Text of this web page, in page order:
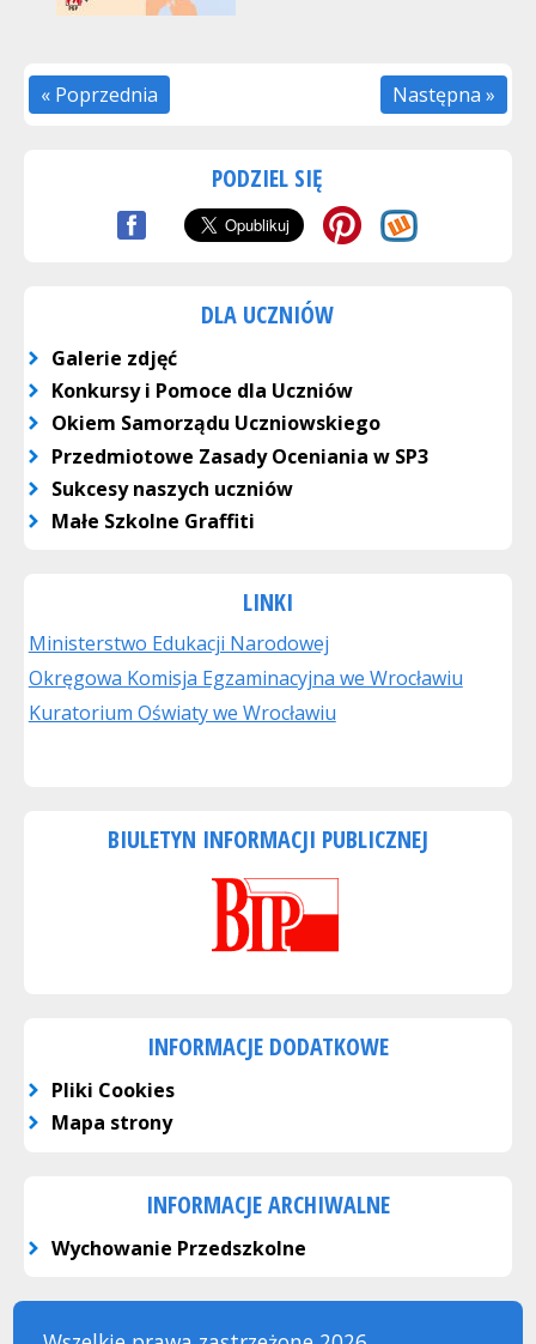
« Poprzednia Następna »
PODZIEL SIĘ
DLA UCZNIÓW
Galerie zdjęć
Konkursy i Pomoce dla Uczniów
Okiem Samorządu Uczniowskiego
Przedmiotowe Zasady Oceniania w SP3
Sukcesy naszych uczniów
Małe Szkolne Graffiti
LINKI
Ministerstwo Edukacji Narodowej
Okręgowa Komisja Egzaminacyjna we Wrocławiu
Kuratorium Oświaty we Wrocławiu
BIULETYN INFORMACJI PUBLICZNEJ
INFORMACJE DODATKOWE
Pliki Cookies
Mapa strony
INFORMACJE ARCHIWALNE
Wychowanie Przedszkolne